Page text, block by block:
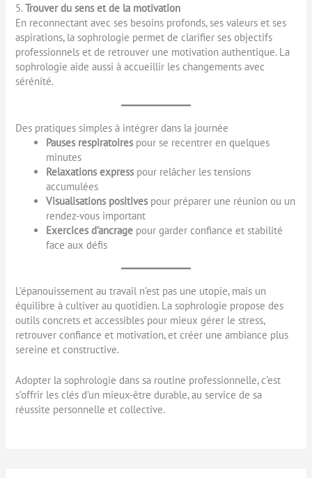
5.Trouver du sens et de la motivation
En reconnectant avec ses besoins profonds, ses valeurs et ses
aspirations, la sophrologie permet de clarifier ses objectifs
professionnels et de retrouver une motivation authentique. La
sophrologie aide aussi à accueillir les changements avec
sérénité.
Des pratiques simples à intégrer dans la journée
Pauses respiratoirespour se recentrer en quelques
minutes
Relaxations expresspour relâcher les tensions
accumulées
Visualisations positivespour préparer une réunion ou un
rendez-vous important
Exercices d’ancrage pour garder confiance et stabilité
face aux défis
L’épanouissement au travail n’est pas une utopie, mais un
équilibre à cultiver au quotidien. La sophrologie propose des
outils concrets et accessibles pour mieux gérer le stress,
retrouver confiance et motivation, et créer une ambiance plus
sereine et constructive.
Adopter la sophrologie dans sa routine professionnelle, c’est
s’offrir les clés d’un mieux-être durable, au service de sa
réussite personnelle et collective.